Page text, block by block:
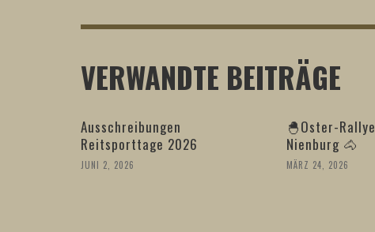
VERWANDTE BEITRÄGE
Ausschreibungen
Reitsporttage 2026
JUNI 2, 2026
🐣Oster-
Nienburg 🐴
MÄRZ 24, 2026